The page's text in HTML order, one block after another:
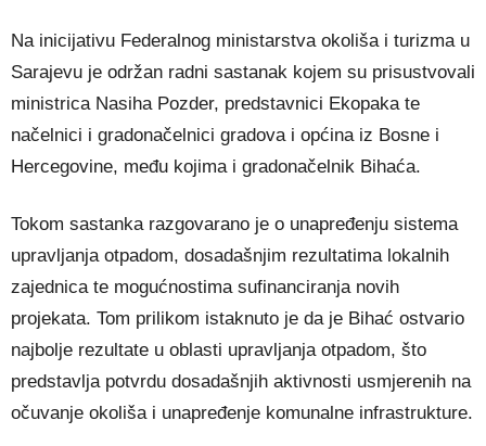
Na inicijativu Federalnog ministarstva okoliša i turizma u
Sarajevu je održan radni sastanak kojem su prisustvovali
ministrica Nasiha Pozder, predstavnici Ekopaka te
načelnici i gradonačelnici gradova i općina iz Bosne i
Hercegovine, među kojima i gradonačelnik Bihaća.
Tokom sastanka razgovarano je o unapređenju sistema
upravljanja otpadom, dosadašnjim rezultatima lokalnih
zajednica te mogućnostima sufinanciranja novih
projekata. Tom prilikom istaknuto je da je Bihać ostvario
najbolje rezultate u oblasti upravljanja otpadom, što
predstavlja potvrdu dosadašnjih aktivnosti usmjerenih na
očuvanje okoliša i unapređenje komunalne infrastrukture.